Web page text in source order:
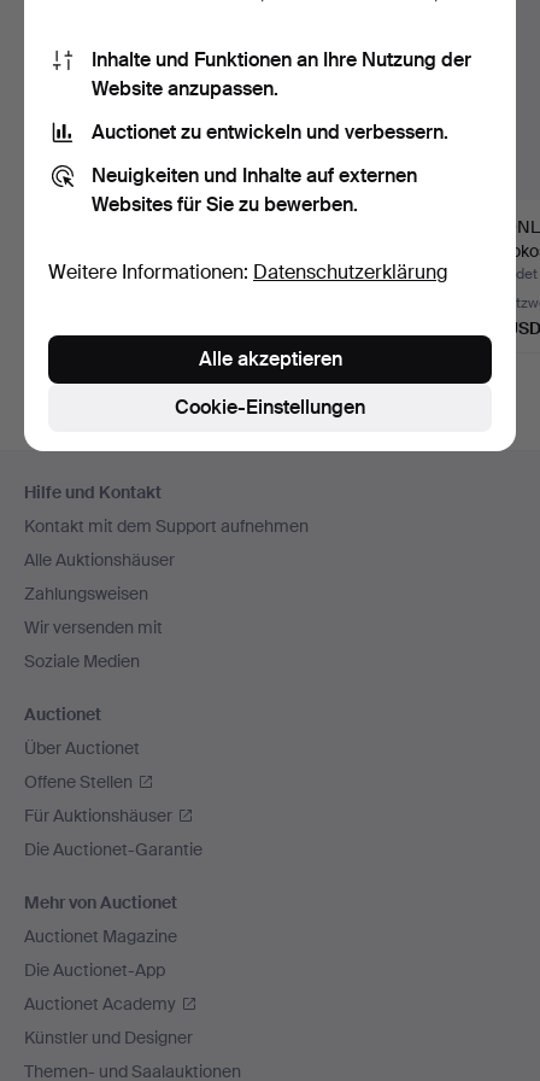
Hälfte d…
Beendet 8. Jul 2026
Hälfte d…
Beendet 30. Jun 2026
Hälfte
64 USD
Navigation
Hilfe und Kontakt
Kontakt mit dem Support aufnehmen
Alle Auktionshäuser
Zahlungsweisen
Wir versenden mit
Soziale Medien
Auctionet
Über Auctionet
Offene Stellen
Für Auktionshäuser
Die Auctionet-Garantie
Mehr von Auctionet
Auctionet Magazine
Die Auctionet-App
Auctionet Academy
Künstler und Designer
Themen- und Saalauktionen
Inhalte und Funktionen an Ihre Nutzung der
Website anzupassen.
Auctionet zu entwickeln und verbessern.
Neuigkeiten und Inhalte auf externen
Websites für Sie zu bewerben.
Weitere Informationen: Datenschutzerklärung
Cookie-Einstellungen
Alle akzeptieren